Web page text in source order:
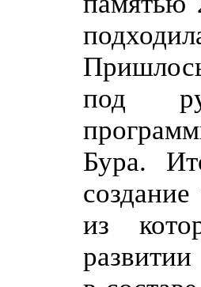
под
Бура.
из